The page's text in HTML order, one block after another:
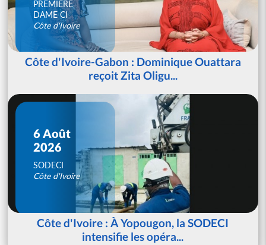
PREMIERE
DAME CI
Côte d'Ivoire
Côte d'Ivoire-Gabon : Dominique Ouattara
reçoit Zita Oligu...
6 Août
2026
SODECI
Côte d'Ivoire
Côte d'Ivoire : À Yopougon, la SODECI
intensifie les opéra...